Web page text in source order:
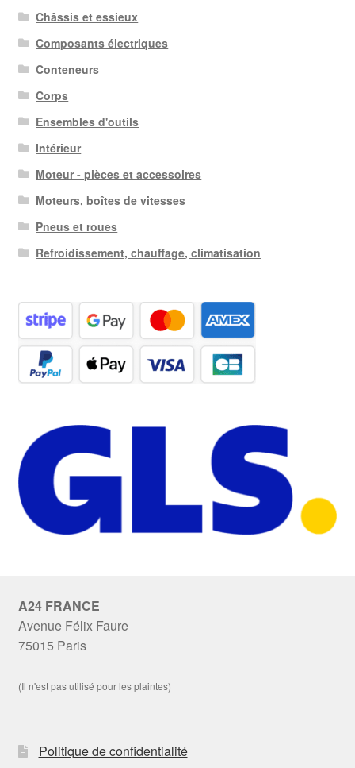
Châssis et essieux
Composants électriques
Conteneurs
Corps
Ensembles d'outils
Intérieur
Moteur - pièces et accessoires
Moteurs, boîtes de vitesses
Pneus et roues
Refroidissement, chauffage, climatisation
A24 FRANCE
Avenue Félix Faure
75015 Paris
(Il n'est pas utilisé pour les plaintes)
Politique de confidentialité